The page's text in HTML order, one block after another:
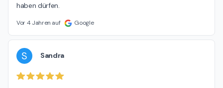
haben dürfen.
Vor 4 Jahren auf Google
S Sandra